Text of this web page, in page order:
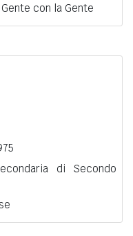
con la Gente
di Secondo